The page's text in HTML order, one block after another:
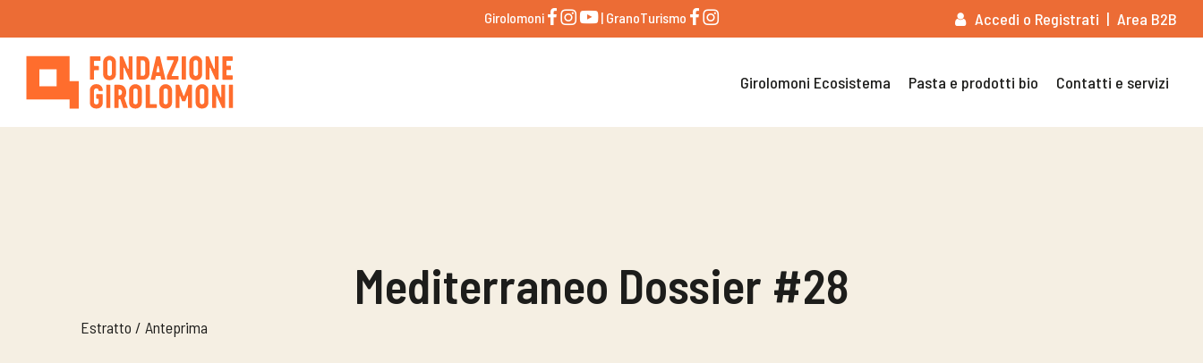
main
Girolomoni | GranoTurismo Accedi o Registrati Area B2B
Girolomoni Ecosistema Pasta e prodotti bio Contatti e servizi
Mediterraneo Dossier #28
Estratto / Anteprima